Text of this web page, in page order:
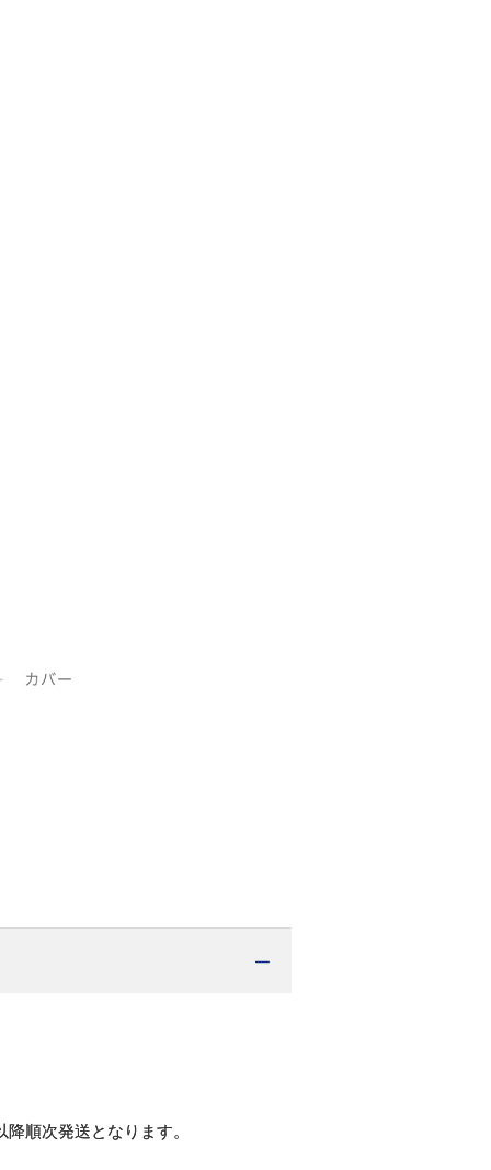
順次発送となります。